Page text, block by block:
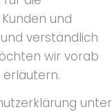
und
verständlich
wir vorab
unter